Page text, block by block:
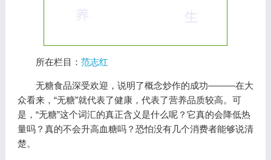
所在栏目： 范志红
无糖食品深受欢迎，说明了概念炒作的成功———在大
众看来，“无糖”就代表了健康，代表了营养品质较高。可
是，“无糖”这个词汇的真正含义是什么呢？它真的会降低热
量吗？真的不会升高血糖吗？恐怕没有几个消费者能够说清
楚。